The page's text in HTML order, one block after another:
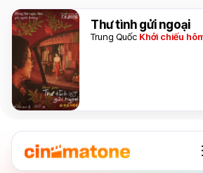
Thư tình gửi ngoại
Trung Quốc Khởi chiếu